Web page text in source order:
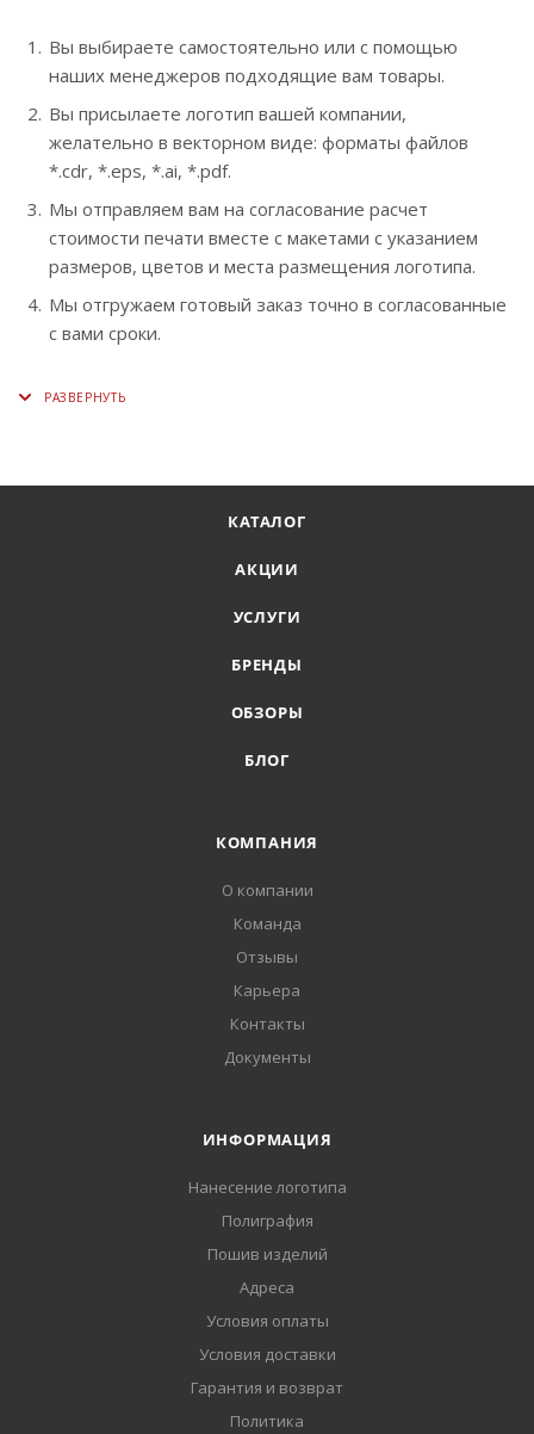
Вы выбираете самостоятельно или с помощью
наших менеджеров подходящие вам товары.
Вы присылаете логотип вашей компании,
желательно в векторном виде: форматы файлов
*.cdr, *.eps, *.ai, *.pdf.
Мы отправляем вам на согласование расчет
стоимости печати вместе с макетами с указанием
размеров, цветов и места размещения логотипа.
Мы отгружаем готовый заказ точно в согласованные
с вами сроки.
КАТАЛОГ
АКЦИИ
УСЛУГИ
БРЕНДЫ
ОБЗОРЫ
БЛОГ
КОМПАНИЯ
О компании
Команда
Отзывы
Карьера
Контакты
Документы
ИНФОРМАЦИЯ
Нанесение логотипа
Полиграфия
Пошив изделий
Адреса
Условия оплаты
Условия доставки
Гарантия и возврат
Политика